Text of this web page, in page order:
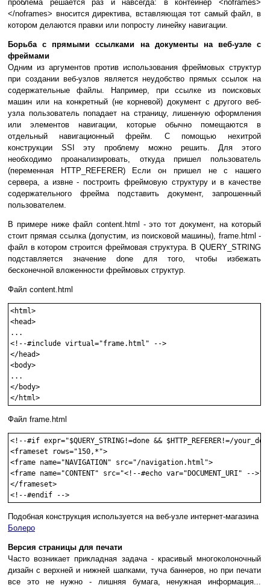
проблема решается раз и навсегда: в контейнер <noframes>
</noframes> вносится директива, вставляющая тот самый файл, в
котором делаются правки или попросту линейку навигации.
Борьба с прямыми ссылками на документы на веб-узле с
фреймами
Одним из аргументов против использования фреймовых структур
при создании веб-узлов является неудобство прямых ссылок на
содержательные файлы. Например, при ссылке из поисковых
машин или на конкретный (не корневой) документ с другого веб-
узла пользователь попадает на страницу, лишенную оформления
или элементов навигации, которые обычно помещаются в
отдельный навигационный фрейм. С помощью нехитрой
конструкции SSI эту проблему можно решить. Для этого
необходимо проанализировать, откуда пришел пользователь
(переменная HTTP_REFERER) Если он пришел не с нашего
сервера, а извне - построить фреймовую структуру и в качестве
содержательного фрейма подставить документ, запрошенный
пользователем.
В примере ниже файл content.html - это тот документ, на который
стоит прямая ссылка (допустим, из поисковой машины), frame.html -
файл в котором строится фреймовая структура. В QUERY_STRING
подставляется значение done для того, чтобы избежать
бесконечной вложенности фреймовых структур.
Файл content.html
<html>
<head>
...
<!--#include virtual="frame.html" -->
</head>
<body>
...
</body>
</html>
Файл frame.html
<!--#if expr="$QUERY_STRING!=done && $HTTP_REFERER!=/
<frameset rows="150,*">
<frame name="NAVIGATION" src="/navigation.html">
<frame name="CONTENT" src="<!--#echo var="DOCUMENT_URI" --
</frameset>
<!--#endif -->
Подобная конструкция используется на веб-узле интернет-магазина
Болеро
Версия страницы для печати
Часто возникает прикладная задача - красивый многоколоночный
дизайн с верхней и нижней шапками, туча баннеров, но при печати
все это не нужно - лишняя бумага, ненужная информация...